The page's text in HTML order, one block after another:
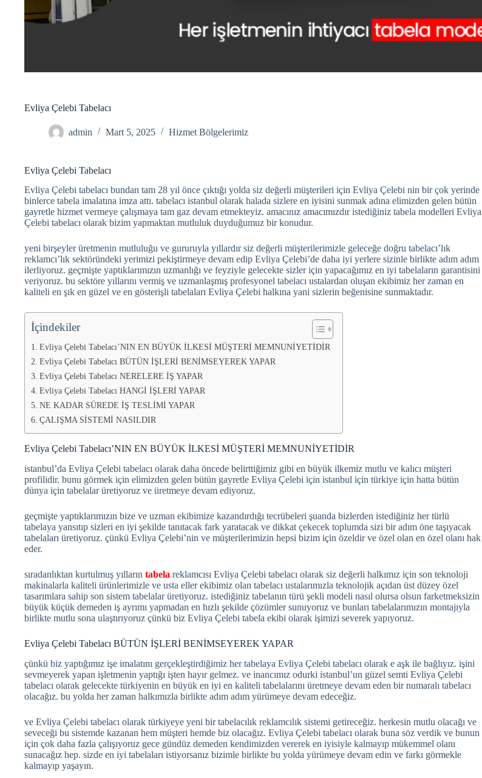
Evliya Çelebi Tabelacı
admin Mart 5, 2025 Hizmet Bölgelerimiz
Evliya Çelebi Tabelacı
Evliya Çelebi tabelacı bundan tam 28 yıl önce çıktığı yolda siz değerli müşterileri için Evliya Çelebi nin bir çok yerinde
binlerce tabela imalatına imza attı. tabelacı istanbul olarak halada sizlere en iyisini sunmak adına elimizden gelen bütün
gayretle hizmet vermeye çalışmaya tam gaz devam etmekteyiz. amacınız amacımızdır istediğiniz tabela modelleri Evliya
Çelebi tabelacı olarak bizim yapmaktan mutluluk duyduğumuz bir konudur.
yeni birşeyler üretmenin mutluluğu ve gururuyla yıllardır siz değerli müşterilerimizle geleceğe doğru tabelacı’lık
reklamcı’lık sektöründeki yerimizi pekiştirmeye devam edip Evliya Çelebi’de daha iyi yerlere sizinle birlikte adım adım
ilerliyoruz. geçmişte yaptıklarımızın uzmanlığı ve feyziyle gelecekte sizler için yapacağımız en iyi tabelaların garantisini
veriyoruz. bu sektöre yıllarını vermiş ve uzmanlaşmış profesyonel tabelacı ustalardan oluşan ekibimiz her zaman en
kaliteli en şık en güzel ve en gösterişli tabelaları Evliya Çelebi halkına yani sizlerin beğenisine sunmaktadır.
İçindekiler
Evliya Çelebi Tabelacı’NIN EN BÜYÜK İLKESİ MÜŞTERİ MEMNUNİYETİDİR
Evliya Çelebi Tabelacı BÜTÜN İŞLERİ BENİMSEYEREK YAPAR
Evliya Çelebi Tabelacı NERELERE İŞ YAPAR
Evliya Çelebi Tabelacı HANGİ İŞLERİ YAPAR
NE KADAR SÜREDE İŞ TESLİMİ YAPAR
ÇALIŞMA SİSTEMİ NASILDIR
Evliya Çelebi Tabelacı’NIN EN BÜYÜK İLKESİ MÜŞTERİ MEMNUNİYETİDİR
istanbul’da Evliya Çelebi tabelacı olarak daha öncede belirttiğimiz gibi en büyük ilkemiz mutlu ve kalıcı müşteri
profilidir. bunu görmek için elimizden gelen bütün gayretle Evliya Çelebi için istanbul için türkiye için hatta bütün
dünya için tabelalar üretiyoruz ve üretmeye devam ediyoruz.
geçmişte yaptıklarımızın bize ve uzman ekibimize kazandırdığı tecrübeleri şuanda bizlerden istediğiniz her türlü
tabelaya yansıtıp sizleri en iyi şekilde tanıtacak fark yaratacak ve dikkat çekecek toplumda sizi bir adım öne taşıyacak
tabelaları üretiyoruz. çünkü Evliya Çelebi’nin ve müşterilerimizin hepsi bizim için özeldir ve özel olan en özel olanı hak
eder.
sıradanlıktan kurtulmuş yılların tabela reklamcısı Evliya Çelebi tabelacı olarak siz değerli halkımız için son teknoloji
makinalarla kaliteli ürünlerimizle ve usta eller ekibimiz olan tabelacı ustalarımızla teknolojik açıdan üst düzey özel
tasarımlara sahip son sistem tabelalar üretiyoruz. istediğiniz tabelanın türü şekli modeli nasıl olursa olsun farketmeksizin
büyük küçük demeden iş ayrımı yapmadan en hızlı şekilde çözümler sunuyoruz ve bunları tabelalarımızın montajıyla
birlikte mutlu sona ulaştırıyoruz çünkü biz Evliya Çelebi tabela ekibi olarak işimizi severek yapıyoruz.
Evliya Çelebi Tabelacı BÜTÜN İŞLERİ BENİMSEYEREK YAPAR
çünkü biz yaptığımız işe imalatını gerçekleştirdiğimiz her tabelaya Evliya Çelebi tabelacı olarak e aşk ile bağlıyız. işini
sevmeyerek yapan işletmenin yaptığı işten hayır gelmez. ve inancımız odurki istanbul’un güzel semti Evliya Çelebi
tabelacı olarak gelecekte türkiyenin en büyük en iyi en kaliteli tabelalarını üretmeye devam eden bir numaralı tabelacı
olacağız. bu yolda her zaman halkımızla birlikte adım adım yürümeye devam edeceğiz.
ve Evliya Çelebi tabelacı olarak türkiyeye yeni bir tabelacılık reklamcılık sistemi getireceğiz. herkesin mutlu olacağı ve
seveceği bu sistemde kazanan hem müşteri hemde biz olacağız. Evliya Çelebi tabelacı olarak buna söz verdik ve bunun
için çok daha fazla çalışıyoruz gece gündüz demeden kendimizden vererek en iyisiyle kalmayıp mükemmel olanı
sunacağız hep. sizde en iyi tabelaları istiyorsanız bizimle birlikte bu yolda yürümeye devam edin ve farkı görmekle
kalmayıp yaşayın.